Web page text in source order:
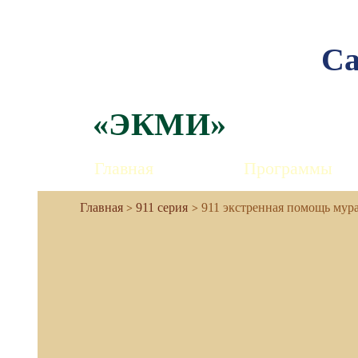
«ЭКМИ»
Главная Программы
911 серия 911 экстренная помощь